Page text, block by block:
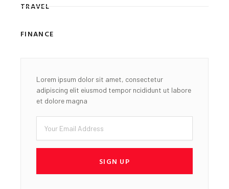
TRAVEL
FINANCE
Lorem ipsum dolor sit amet, consectetur
adipiscing elit eiusmod tempor ncididunt ut labore
et dolore magna
Email
SIGN UP